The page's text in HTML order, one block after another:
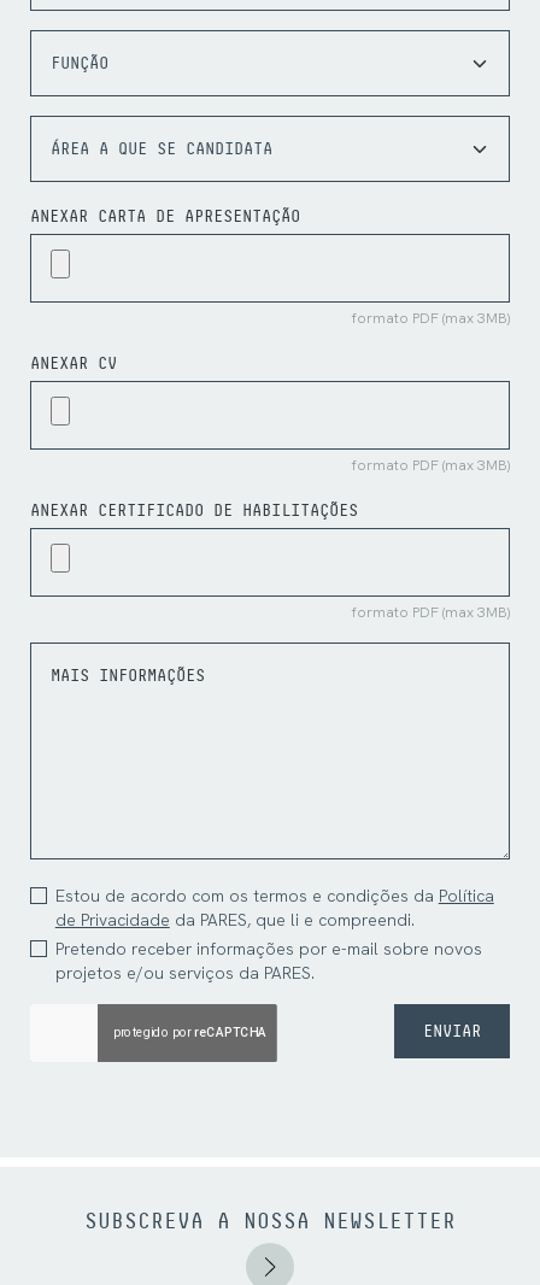
ANEXAR CARTA DE APRESENTAÇÃO
formato PDF (max 3MB)
ANEXAR CV
formato PDF (max 3MB)
ANEXAR CERTIFICADO DE HABILITAÇÕES
formato PDF (max 3MB)
MAIS INFORMAÇÕES
Estou de acordo com os termos e condições da Política
de Privacidade da PARES, que li e compreendi.
Pretendo receber informações por e-mail sobre novos
projetos e/ou serviços da PARES.
ENVIAR
SUBSCREVA A NOSSA NEWSLETTER